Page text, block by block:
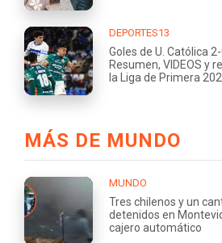
DEPORTES13
Goles de U. Católica
Resumen, VIDEOS y
la Liga de Primera
MÁS DE MUNDO
MUNDO
Tres chilenos y un
detenidos en
cajero automático